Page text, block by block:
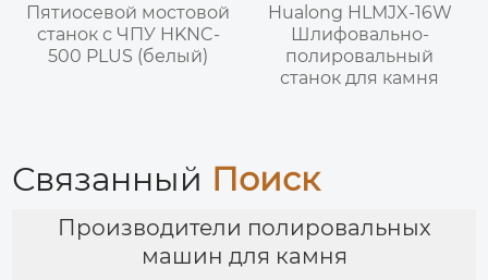
Пятиосевой мостовой
станок с ЧПУ HKNC-
500 PLUS (белый)
Hualong HLMJX-16W
Шлифовально-
полировальный
станок для камня
Связанный Поиск
Производители полировальных
машин для камня